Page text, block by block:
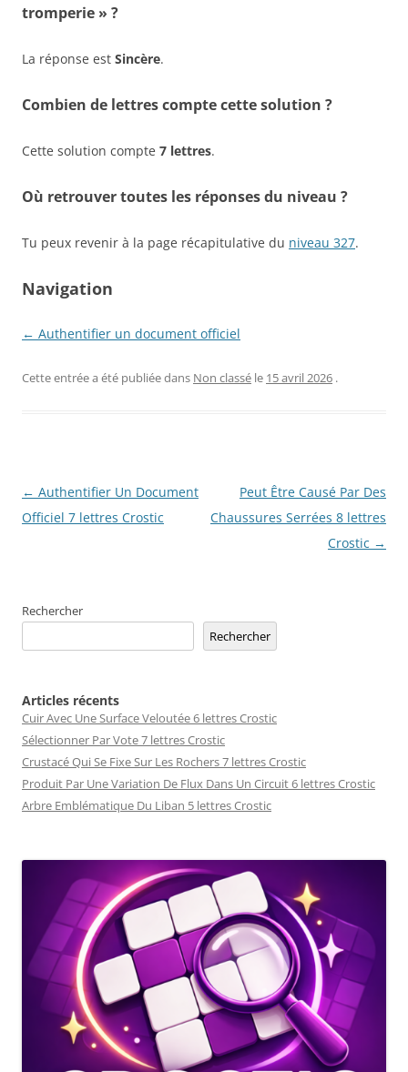
tromperie » ?
La réponse est Sincère.
Combien de lettres compte cette solution ?
Cette solution compte 7 lettres.
Où retrouver toutes les réponses du niveau ?
Tu peux revenir à la page récapitulative du niveau 327.
Navigation
← Authentifier un document officiel
Cette entrée a été publiée dans Non classé le 15 avril 2026 .
Navigation
des
← Authentifier Un Document
Officiel 7 lettres Crostic
Peut Être Causé Par Des
Chaussures Serrées 8 lettres
Crostic →
Rechercher
Rechercher
Articles récents
Cuir Avec Une Surface Veloutée 6 lettres Crostic
Sélectionner Par Vote 7 lettres Crostic
Crustacé Qui Se Fixe Sur Les Rochers 7 lettres Crostic
Produit Par Une Variation De Flux Dans Un Circuit 6 lettres Crostic
Arbre Emblématique Du Liban 5 lettres Crostic